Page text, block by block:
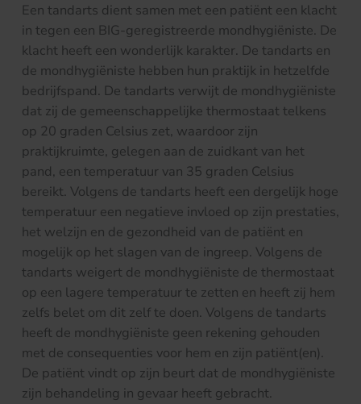
Een tandarts dient samen met een patiënt een klacht
in tegen een BIG-geregistreerde mondhygiëniste. De
klacht heeft een wonderlijk karakter. De tandarts en
de mondhygiëniste hebben hun praktijk in hetzelfde
bedrijfspand. De tandarts verwijt de mondhygiëniste
dat zij de gemeenschappelijke thermostaat telkens
op 20 graden Celsius zet, waardoor zijn
praktijkruimte, gelegen aan de zuidkant van het
pand, een temperatuur van 35 graden Celsius
bereikt. Volgens de tandarts heeft een dergelijk hoge
temperatuur een negatieve invloed op zijn prestaties,
het welzijn en de gezondheid van de patiënt en
mogelijk op het slagen van de ingreep. Volgens de
tandarts weigert de mondhygiëniste de thermostaat
op een lagere temperatuur te zetten en heeft zij hem
zelfs belet om dit zelf te doen. Volgens de tandarts
heeft de mondhygiëniste geen rekening gehouden
met de consequenties voor hem en zijn patiënt(en).
De patiënt vindt op zijn beurt dat de mondhygiëniste
zijn behandeling in gevaar heeft gebracht.